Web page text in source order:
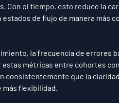
Con el tiempo, esto reduce la
de flujo de manera más
la frecuencia de errores
métricas entre cohortes
consistentemente que la
más flexibilidad.